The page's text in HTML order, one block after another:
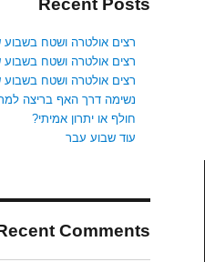
Recent Posts
רצים אולטרה ושטח בשבוע של 16
רצים אולטרה ושטח בשבוע של 9
רצים אולטרה ושטח בשבוע של 2
נשימה דרך האף בריצה
חולף או יתרון אמיתי?
עוד שבוע עבר
Comments